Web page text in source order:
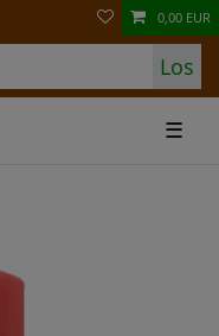
Los
0,00 EUR
☰